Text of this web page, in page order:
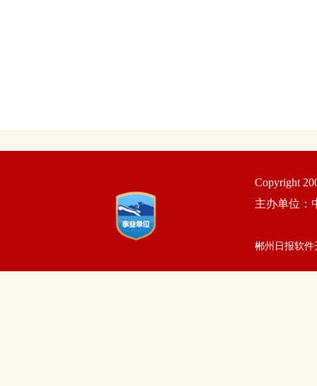
Copyright
主办单位：
郴州日报软